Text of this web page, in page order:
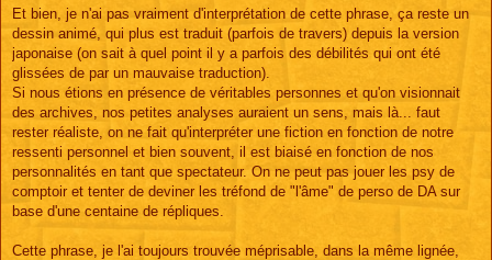
Et bien, je n'ai pas vraiment d'interprétation de cette phrase, ça reste un
dessin animé, qui plus est traduit (parfois de travers) depuis la version
japonaise (on sait à quel point il y a parfois des débilités qui ont été
glissées de par un mauvaise traduction).
Si nous étions en présence de véritables personnes et qu'on visionnait
des archives, nos petites analyses auraient un sens, mais là... faut
rester réaliste, on ne fait qu'interpréter une fiction en fonction de notre
ressenti personnel et bien souvent, il est biaisé en fonction de nos
personnalités en tant que spectateur. On ne peut pas jouer les psy de
comptoir et tenter de deviner les tréfond de "l'âme" de perso de DA sur
base d'une centaine de répliques.
Cette phrase, je l'ai toujours trouvée méprisable, dans la même lignée,